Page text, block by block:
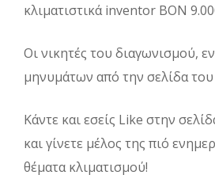
κλιματιστικά inventor BON
Οι νικητές του διαγωνισμού,
μηνυμάτων από την σελίδα
Κάντε και εσείς Like στην
και γίνετε μέλος της πιό
θέματα κλιματισμού!